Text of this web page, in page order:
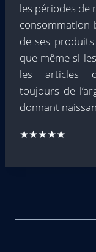
les périodes de
consommation
de ses
que même si
les articles
toujours de
donnant
★★★★★